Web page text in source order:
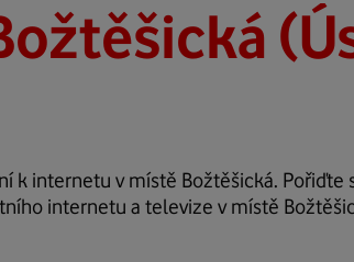
k internetu v místě Božtěšická. Pořiďte
internetu a televize v místě